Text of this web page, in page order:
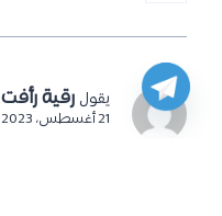
يقول رقية رأفت
21 أغسطس، 2023 الساعة 1:53 م